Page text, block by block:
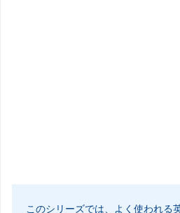
このシリーズでは、よく使われる